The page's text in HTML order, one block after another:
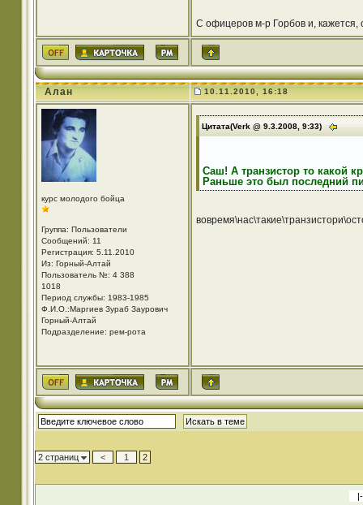
С офицеров м-р Горбов и, кажется,
Алан 10.11.2010, 16:18
курс молодого бойца
Группа: Пользователи
Сообщений: 11
Регистрация: 5.11.2010
Из: Горный-Алтай
Пользователь №: 4 388
1018
Период службы: 1983-1985
Ф.И.О.:Маргиев Зураб Заурович
Горный-Алтай
Подразделение: рем-рота
Цитата(Verk @ 9.3.2008, 9:33)
Саш! А транзистор то какой
Раньше это был последний
2 страниц < 1 2